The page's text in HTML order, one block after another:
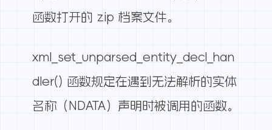
函数打开的 zip 档案文件。
xml_set_unparsed_entity_decl_han
dler() 函数规定在遇到无法解析的实体
名称（NDATA）声明时被调用的函数。